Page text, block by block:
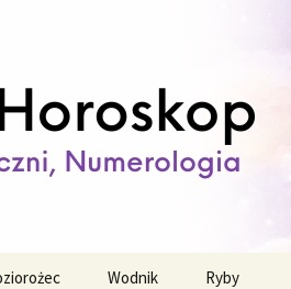
Wodnik Ryby